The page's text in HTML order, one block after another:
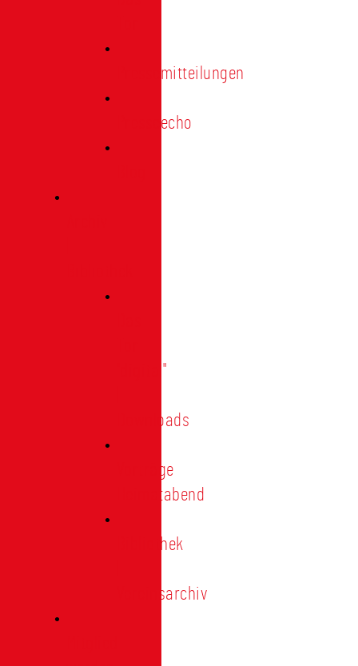
Pressemitteilungen
Presseecho
"digital"
Downloads
Vorträge
Heimatabend
Bibliothek
Vereinsarchiv